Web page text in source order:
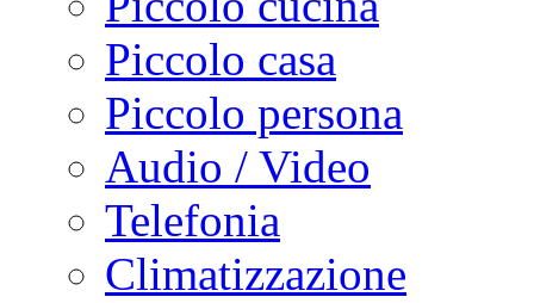
Piccolo casa
Piccolo persona
Audio / Video
Telefonia
Climatizzazione